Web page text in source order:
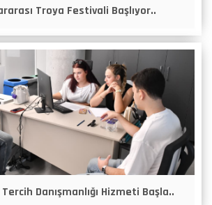
Troya Festivali Başlıyor..
Danışmanlığı Hizmeti Başla..